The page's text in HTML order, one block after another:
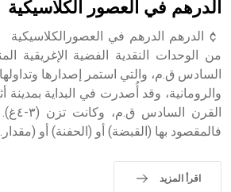
الدرهم في العصور الكلاسيكية
¢ الدرهم الدرهم في العصورالكلاسيكية
من الوحدات النقدية الفضية الإغريقية
السادس ق.م، والتي استمر إصدارها
فالمقصود بها (القبضة) أو (الحفنة) أو
اقرأ المزيد